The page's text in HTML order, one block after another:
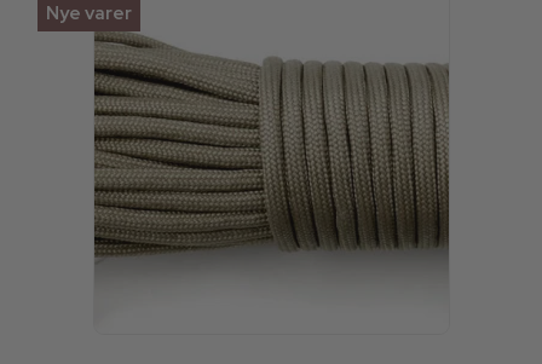
Nye varer